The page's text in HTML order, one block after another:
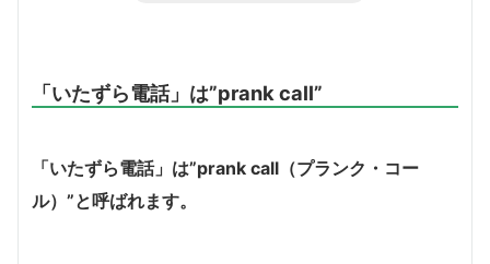
「いたずら電話」は”prank call”
「いたずら電話」は”prank call（プランク・コー
ル）”と呼ばれます。